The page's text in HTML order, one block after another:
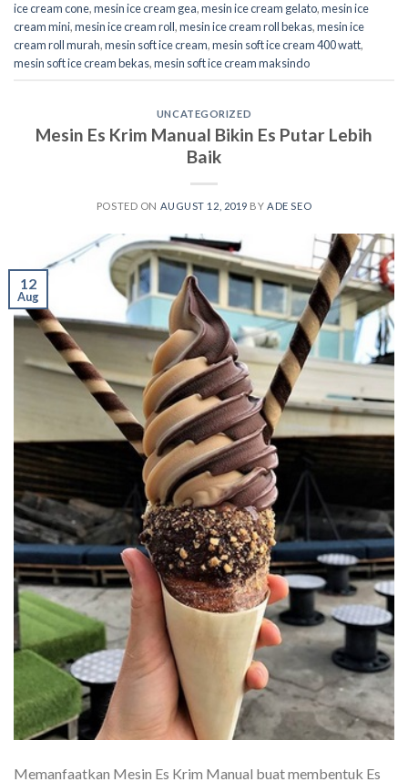
ice cream cone,mesin ice cream gea,mesin ice cream gelato,mesin ice
cream mini,mesin ice cream roll,mesin ice cream roll bekas,mesin ice
cream roll murah,mesin soft ice cream,mesin soft ice cream 400 watt,
mesin soft ice cream bekas,mesin soft ice cream maksindo
UNCATEGORIZED
Mesin Es Krim Manual Bikin Es Putar Lebih
Baik
POSTED ON AUGUST 12, 2019 BYADE SEO
12
Aug
Memanfaatkan Mesin Es Krim Manual buat membentuk Es